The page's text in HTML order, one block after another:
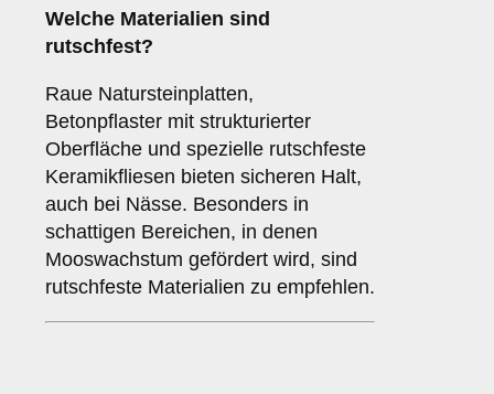
Welche Materialien sind
rutschfest?
Raue Natursteinplatten,
Betonpflaster mit strukturierter
Oberfläche und spezielle rutschfeste
Keramikfliesen bieten sicheren Halt,
auch bei Nässe. Besonders in
schattigen Bereichen, in denen
Mooswachstum gefördert wird, sind
rutschfeste Materialien zu empfehlen.